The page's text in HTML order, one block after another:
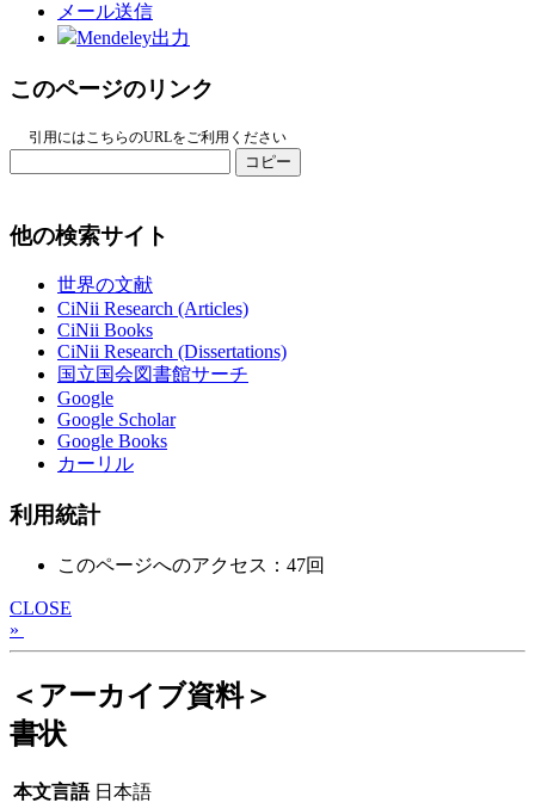
メール送信
Mendeley出力
このページのリンク
引用にはこちらのURLをご利用ください
コピー
他の検索サイト
世界の文献
CiNii Research (Articles)
CiNii Books
CiNii Research (Dissertations)
国立国会図書館サーチ
Google
Google Scholar
Google Books
カーリル
利用統計
このページへのアクセス：47回
CLOSE
»
＜アーカイブ資料＞
書状
本文言語 日本語